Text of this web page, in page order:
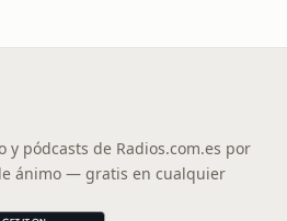
y pódcasts de Radios.com.es por
ánimo — gratis en cualquier